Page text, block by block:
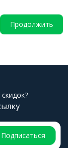
Продолжить
Подписаться